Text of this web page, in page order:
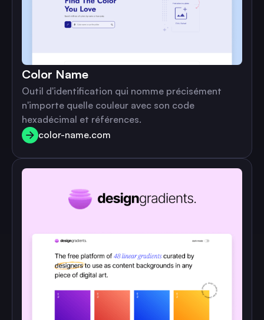
Color Name
Outil d'identification qui nomme précisément
n'importe quelle couleur avec son code
hexadécimal et références.
color-name.com